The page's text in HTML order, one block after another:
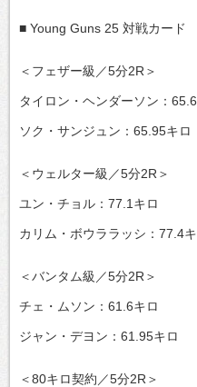
■ Young Guns 25 対戦カード
＜フェザー級／5分2R＞
タイロン・ヘンダーソン：
ソク・サンジュン：65.95キロ
＜ウェルター級／5分2R＞
ユン・チョル：77.1キロ
カリム・ボウララッシ：77.4
＜バンタム級／5分2R＞
チェ・ムソン：61.6キロ
ジャン・デヨン：61.95キロ
＜80キロ契約／5分2R＞